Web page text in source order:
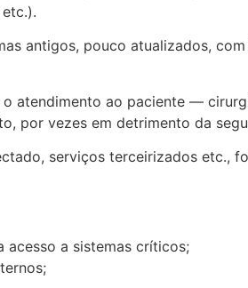
antigos, pouco atualizados,
atendimento ao paciente —
por vezes em detrimento da
serviços terceirizados etc.,
a sistemas críticos;